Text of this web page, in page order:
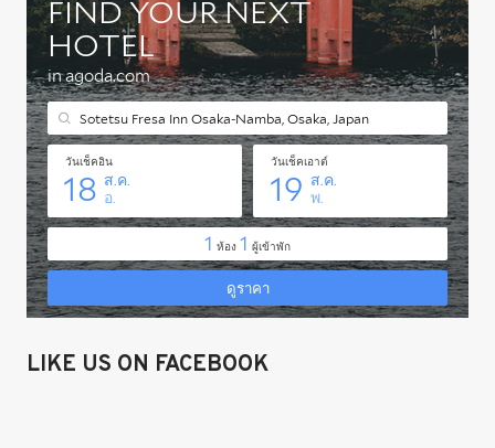
LIKE US ON FACEBOOK